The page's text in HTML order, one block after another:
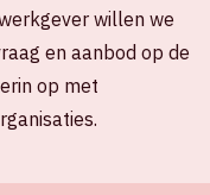
willen we
en aanbod op de
op met